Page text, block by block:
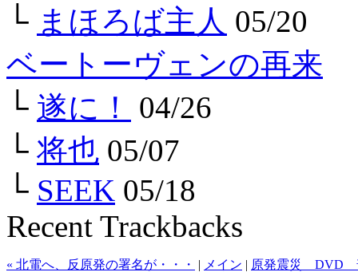
└ まほろば主人 05/20
ベートーヴェンの再来
└ 遂に！
04/26
└ 将也 05/07
└ SEEK 05/18
Recent Trackbacks
« 北電へ、反原発の署名が・・・ | メイン | 原発震災 DVD